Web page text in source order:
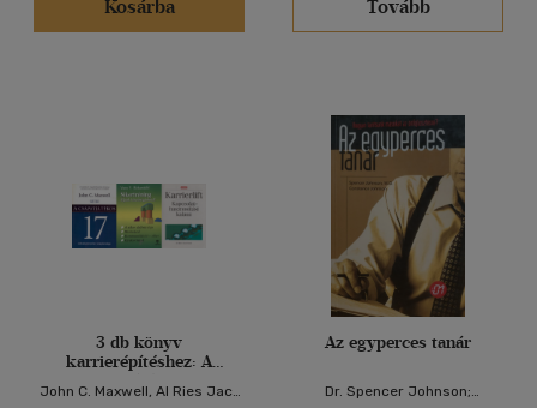
Kosárba
Tovább
3 db könyv
karrierépítéshez: A
nélkülözhetetlen
John C. Maxwell, Al Ries Jack
Az egyperces tanár
Dr. Spencer Johnson;